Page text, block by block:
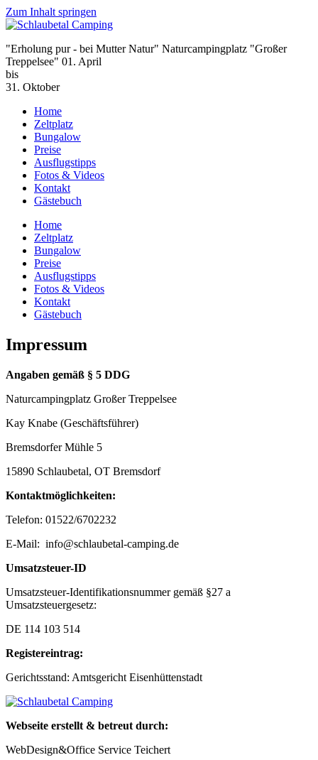
Zum Inhalt springen
"Erholung pur - bei Mutter Natur" Naturcampingplatz "Großer
Treppelsee" 01. April
bis
31. Oktober
Home
Zeltplatz
Bungalow
Preise
Ausflugstipps
Fotos & Videos
Kontakt
Gästebuch
Home
Zeltplatz
Bungalow
Preise
Ausflugstipps
Fotos & Videos
Kontakt
Gästebuch
Impressum
Angaben gemäß § 5 DDG
Naturcampingplatz Großer Treppelsee
Kay Knabe (Geschäftsführer)
Bremsdorfer Mühle 5
15890 Schlaubetal, OT Bremsdorf
Kontaktmöglichkeiten:
Telefon: 01522/6702232
E-Mail: info@schlaubetal-camping.de
Umsatzsteuer-ID
Umsatzsteuer-Identifikationsnummer gemäß §27 a
Umsatzsteuergesetz:
DE 114 103 514
Registereintrag:
Gerichtsstand: Amtsgericht Eisenhüttenstadt
Webseite erstellt & betreut durch:
WebDesign&Office Service Teichert